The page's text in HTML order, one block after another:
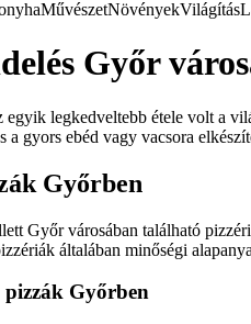
MűvészetNövényekVilágítás
Győr
legkedveltebb étele volt a
a gyors ebéd vagy vacsora
Győrben
Győr városában található
általában minőségi
pizzák Győrben